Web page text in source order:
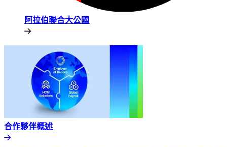
阿拉伯聯合大公國​​
合作夥伴概述​​